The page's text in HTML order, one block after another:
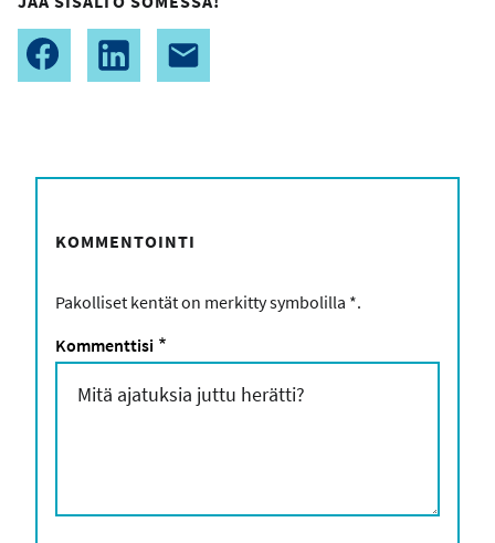
KOMMENTOINTI
Pakolliset kentät on merkitty symbolilla *.
Kommenttisi *